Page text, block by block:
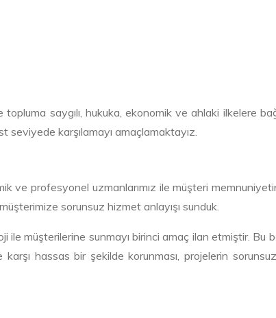
saygılı, hukuka, ekonomik ve ahlaki ilkelere
seviyede karşılamayı amaçlamaktayız.
ve profesyonel uzmanlarımız ile müşteri
sorunsuz hizmet anlayışı sunduk.
ile müşterilerine sunmayı birinci amaç ilan etmiştir. Bu
hassas bir şekilde korunması, projelerin